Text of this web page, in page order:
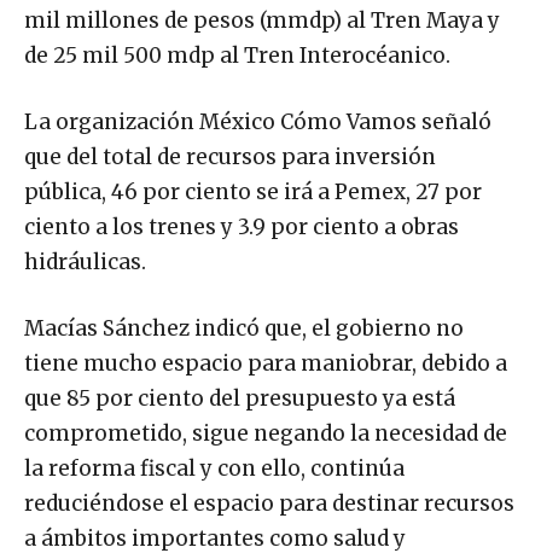
mil millones de pesos (mmdp) al Tren Maya y
de 25 mil 500 mdp al Tren Interocéanico.
La organización México Cómo Vamos señaló
que del total de recursos para inversión
pública, 46 por ciento se irá a Pemex, 27 por
ciento a los trenes y 3.9 por ciento a obras
hidráulicas.
Macías Sánchez indicó que, el gobierno no
tiene mucho espacio para maniobrar, debido a
que 85 por ciento del presupuesto ya está
comprometido, sigue negando la necesidad de
la reforma fiscal y con ello, continúa
reduciéndose el espacio para destinar recursos
a ámbitos importantes como salud y